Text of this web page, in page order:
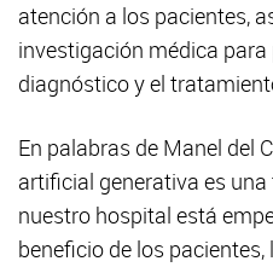
atención a los pacientes,
investigación médica
diagnóstico y el
En palabras de Manel del
artificial generativa es
nuestro hospital está
beneficio de los